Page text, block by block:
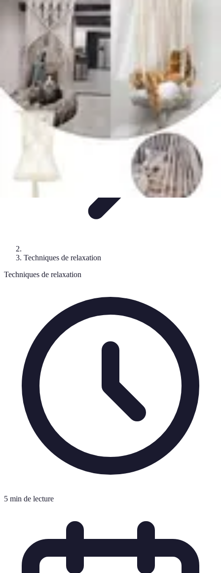
Relaxations Rapides
Techniques de RelaxationConseils Pratiques
TechnologieRoutines
Relaxations Rapides
Techniques de relaxation
Techniques de relaxation
5 min de lecture